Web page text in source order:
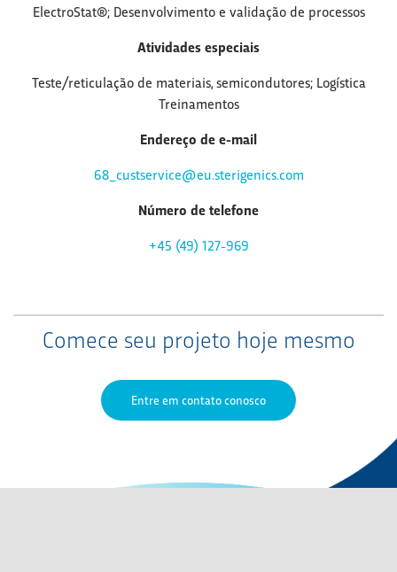
ElectroStat®; Desenvolvimento e validação de processos
Atividades especiais
Teste/reticulação de materiais, semicondutores; Logística
Treinamentos
Endereço de e-mail
68_custservice@eu.sterigenics.com
Número de telefone
+45 (49) 127-969
Comece seu projeto hoje mesmo
Entre em contato conosco